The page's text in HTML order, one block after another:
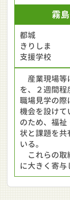
霧
都城
きりしま
支援学校
産業現場等
を、２週間程
職場見学の際
機会を設けて
のため、福
状と課題を共
いる。
これらの取
に大きく寄与